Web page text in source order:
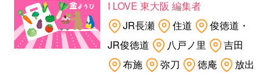
I LOVE 東大阪 編集者
JR長瀬
住道
俊徳道・
JR俊徳道
八戸ノ里
吉田
布施
弥刀 徳庵
放出